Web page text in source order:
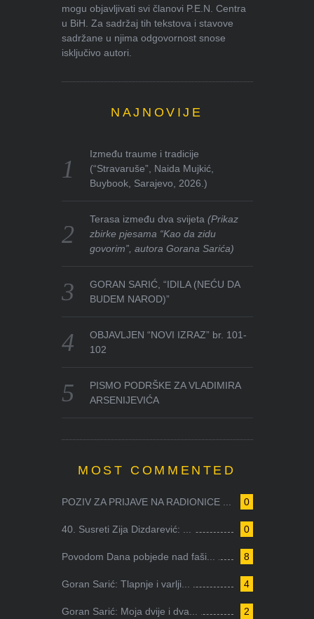
mogu objavljivati svi članovi P.E.N. Centra
u BiH. Za sadržaj tih tekstova i stavove
sadržane u njima odgovornost snose
isključivo autori.
NAJNOVIJE
Između traume i tradicije
(“Stravaruše”, Naida Mujkić,
Buybook, Sarajevo, 2026.)
Terasa između dva svijeta(Prikaz
zbirke pjesama “Kao da zidu
govorim”, autora Gorana Sarića)
GORAN SARIĆ, “IDILA (NEĆU DA
BUDEM NAROD)”
OBJAVLJEN “NOVI IZRAZ” br. 101-
102
PISMO PODRŠKE ZA VLADIMIRA
ARSENIJEVIĆA
MOST COMMENTED
0
POZIV ZA PRIJAVE NA RADIONICE ...
0
40. Susreti Zija Dizdarević: ...
8
Povodom Dana pobjede nad faši...
4
Goran Sarić: Tlapnje i varlji...
2
Goran Sarić: Moja dvije i dva...